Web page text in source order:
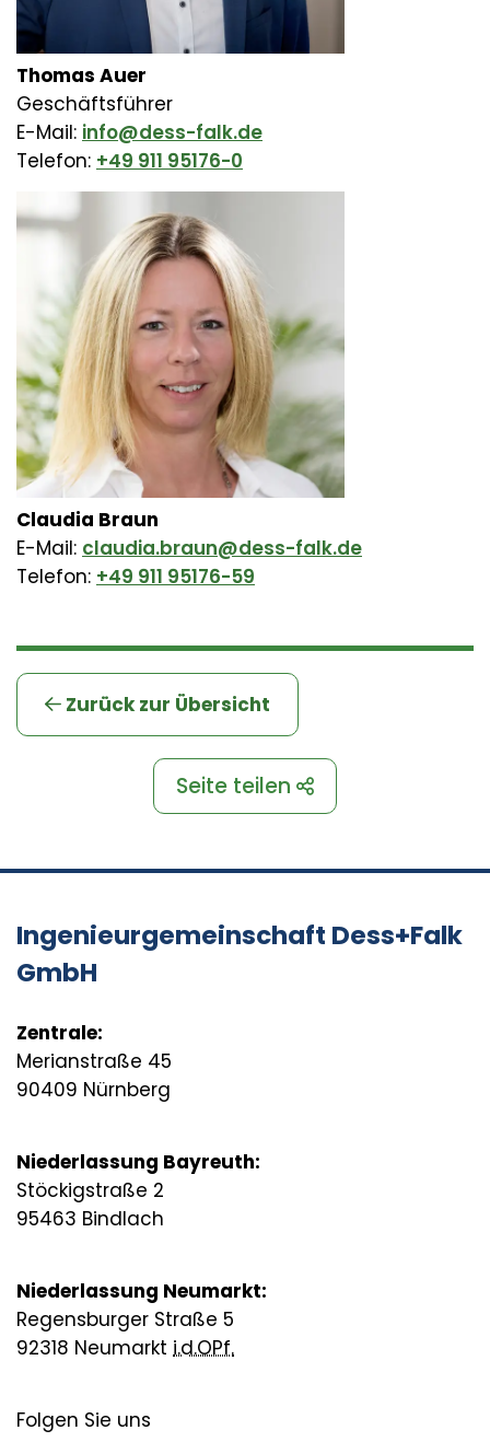
Thomas Auer
Geschäftsführer
E-Mail: info@dess-falk.de
Telefon: +49 911 95176-0
Claudia Braun
E-Mail: claudia.braun@dess-falk.de
Telefon: +49 911 95176-59
Zurück zur Übersicht
Seite teilen
Folgen Sie uns
Ingenieurgemeinschaft Dess+Falk
GmbH
Zentrale:
Merianstraße 45
90409 Nürnberg
Niederlassung Bayreuth:
Stöckigstraße 2
95463 Bindlach
Niederlassung Neumarkt:
Regensburger Straße 5
92318 Neumarkt i.d.OPf.